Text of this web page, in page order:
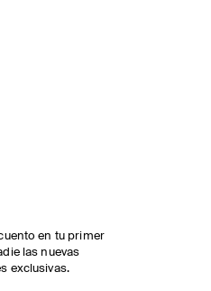
en tu primer
las nuevas
exclusivas.